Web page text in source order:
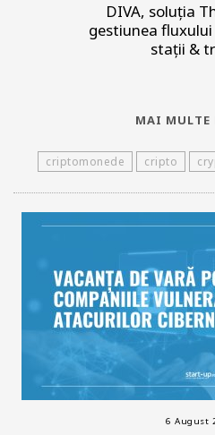
DIVA, soluția
gestiunea
stații &
MAI MULTE
criptomonede cripto
6 August